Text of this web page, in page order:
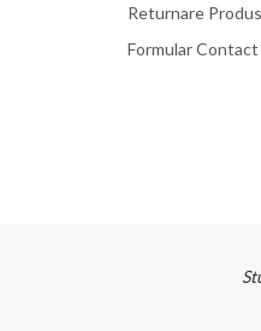
Returnare
Formular Contact